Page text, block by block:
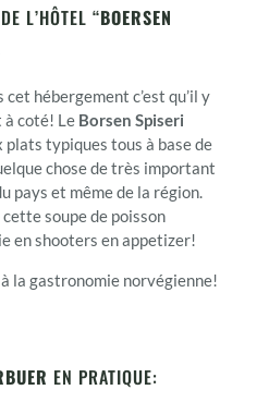
L’HÔTEL “BOERSEN
cet hébergement c’est qu’il y
à coté! Le Borsen Spiseri
plats typiques tous à base de
chose de très important
pays et même de la région.
soupe de poisson
en shooters en appetizer!
la gastronomie norvégienne!
EN PRATIQUE: